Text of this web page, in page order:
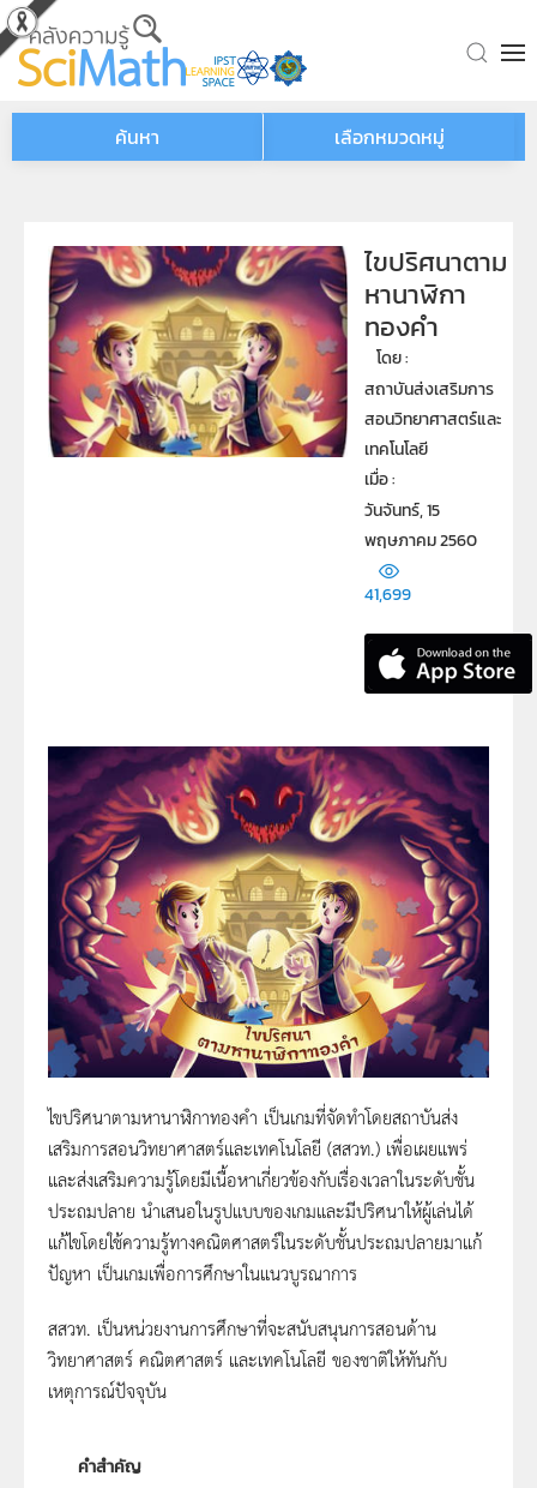
Skip to main content
ค้นหา เลือกหมวดหมู่
ไขปริศนาตาม
หานาฬิกา
ทองคำ
โดย :
สถาบันส่งเสริมการ
สอนวิทยาศาสตร์และ
เทคโนโลยี
เมื่อ :
วันจันทร์, 15
พฤษภาคม 2560
41,699
ไขปริศนาตามหานาฬิกาทองคำ เป็นเกมที่จัดทำโดยสถาบันส่ง
เสริมการสอนวิทยาศาสตร์และเทคโนโลยี (สสวท.) เพื่อเผยแพร่
และส่งเสริมความรู้โดยมีเนื้อหาเกี่ยวข้องกับเรื่องเวลาในระดับชั้น
ประถมปลาย นำเสนอในรูปแบบของเกมและมีปริศนาให้ผู้เล่นได้
แก้ไขโดยใช้ความรู้ทางคณิตศาสตร์ในระดับชั้นประถมปลายมาแก้
ปัญหา เป็นเกมเพื่อการศึกษาในแนวบูรณาการ
สสวท. เป็นหน่วยงานการศึกษาที่จะสนับสนุนการสอนด้าน
วิทยาศาสตร์ คณิตศาสตร์ และเทคโนโลยี ของชาติให้ทันกับ
เหตุการณ์ปัจจุบัน
คำสำคัญ